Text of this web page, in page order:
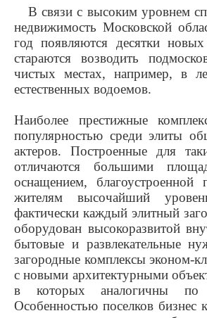
В связи с высоким уровнем
недвижимость Московской
год появляются десятки
стараются возводить
чистых местах, например, в
естественных водоемов.
Наиболее престижные
популярностью среди элиты
актеров. Построенные для
отличаются большими
оснащением, благоустроенной
жителям высочайший
фактически каждый элитный
оборудован высокоразвитой
бытовые и развлекательные
загородные комплексы эконом-
с новыми архитектурными
в которых аналогичны по
Особенностью поселков бизнес